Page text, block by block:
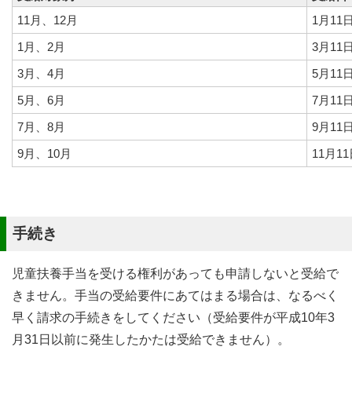
11月、12月
1月11
1月、2月
3月11
3月、4月
5月11
5月、6月
7月11
7月、8月
9月11
9月、10月
11月11
手続き
児童扶養手当を受ける権利があっても申請しないと受給で
きません。手当の受給要件にあてはまる場合は、なるべく
早く請求の手続きをしてください（受給要件が平成10年3
月31日以前に発生したかたは受給できません）。